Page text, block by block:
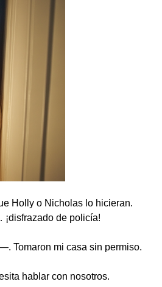
Holly o Nicholas lo hicieran.
de policía!
Tomaron mi casa sin permiso.
hablar con nosotros.